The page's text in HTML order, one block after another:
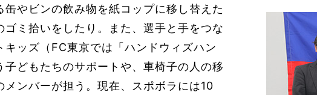
缶やビンの飲み物を紙コップに移し替えた
ゴミ拾いをしたり。また、選手と手をつな
キッズ（FC東京では「ハンドウィズハン
子どもたちのサポートや、車椅子の人の移
メンバーが担う。現在、スポボラには10